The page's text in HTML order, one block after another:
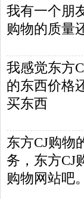
我有一个朋
购物的质量
我感觉东方
的东西价格
买东西
东方CJ购物
务，东方CJ
购物网站吧。